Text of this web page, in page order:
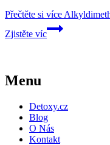
Přečtěte si více
Zjistěte víc
Menu
Detoxy.cz
Blog
O Nás
Kontakt